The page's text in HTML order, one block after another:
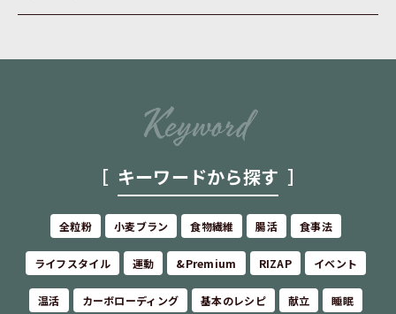
キーワードから探す
全粒粉 小麦ブラン 食物繊維 腸活 食事法
ライフスタイル 運動 &Premium RIZAP イベント
温活 カーボローディング 基本のレシピ 献立 睡眠